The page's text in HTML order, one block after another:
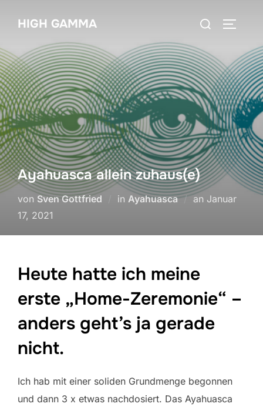
InhaltHIGH GAMMA
Suchen
Ayahuasca allein zuhaus(e)
von Sven Gottfried in Ayahuasca an Januar
17, 2021
Heute hatte ich meine
erste „Home-Zeremonie“ –
anders geht’s ja gerade
nicht.
Ich hab mit einer soliden Grundmenge begonnen
und dann 3 x etwas nachdosiert. Das Ayahuasca